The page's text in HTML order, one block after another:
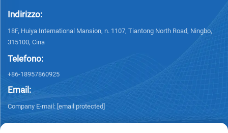
Indirizzo:
18F, Huiya International Mansion, n. 1107, Tiantong North Road, Ningbo,
315100, Cina
Telefono:
+86-18957860925
Email:
Company E-mail: [email protected]